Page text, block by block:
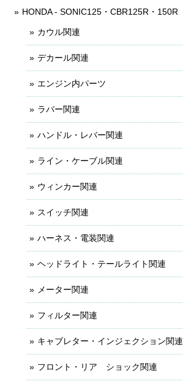
HONDA - SONIC125・CBR125R・150R
カウル関連
デカール関連
エンジン内パーツ
ラバー関連
ハンドル・レバー関連
ライン・ケーブル関連
ウィンカー関連
スイッチ関連
ハーネス・電装関連
ヘッドライト・テールライト関連
メーター関連
フィルター関連
キャブレター・インジェクション関連
フロント・リア ショック関連